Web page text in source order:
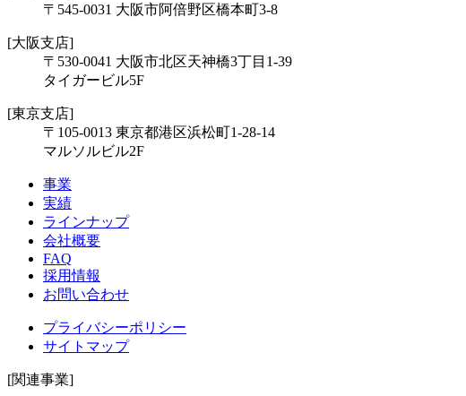
〒545-0031 大阪市阿倍野区橋本町3-8
[大阪支店]
〒530-0041 大阪市北区天神橋3丁目1-39
タイガービル5F
[東京支店]
〒105-0013 東京都港区浜松町1-28-14
マルソルビル2F
事業
実績
ラインナップ
会社概要
FAQ
採用情報
お問い合わせ
プライバシーポリシー
サイトマップ
[関連事業]